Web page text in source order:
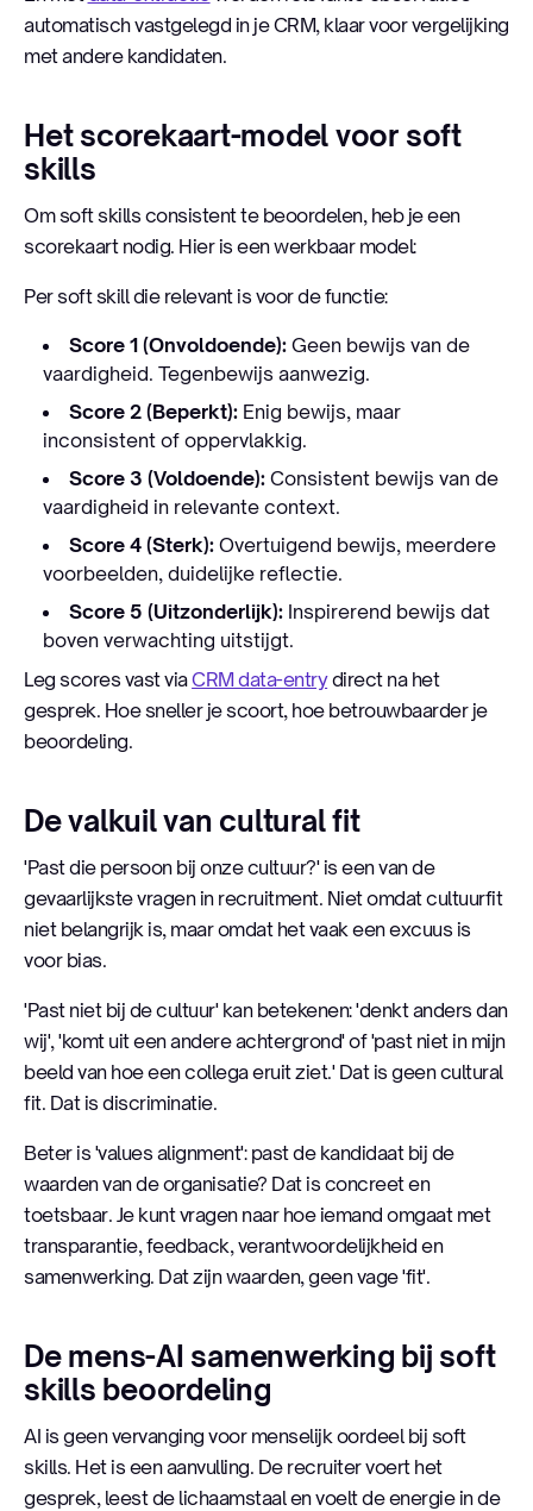
automatisch vastgelegd in je CRM, klaar voor vergelijking
met andere kandidaten.
Het scorekaart-model voor soft
skills
Om soft skills consistent te beoordelen, heb je een
scorekaart nodig. Hier is een werkbaar model:
Per soft skill die relevant is voor de functie:
Score 1 (Onvoldoende): Geen bewijs van de
vaardigheid. Tegenbewijs aanwezig.
Score 2 (Beperkt): Enig bewijs, maar
inconsistent of oppervlakkig.
Score 3 (Voldoende): Consistent bewijs van de
vaardigheid in relevante context.
Score 4 (Sterk): Overtuigend bewijs, meerdere
voorbeelden, duidelijke reflectie.
Score 5 (Uitzonderlijk): Inspirerend bewijs dat
boven verwachting uitstijgt.
Leg scores vast viaCRM data-entrydirect na het
gesprek. Hoe sneller je scoort, hoe betrouwbaarder je
beoordeling.
De valkuil van cultural fit
'Past die persoon bij onze cultuur?' is een van de
gevaarlijkste vragen in recruitment. Niet omdat cultuurfit
niet belangrijk is, maar omdat het vaak een excuus is
voor bias.
'Past niet bij de cultuur' kan betekenen: 'denkt anders dan
wij', 'komt uit een andere achtergrond' of 'past niet in mijn
beeld van hoe een collega eruit ziet.' Dat is geen cultural
fit. Dat is discriminatie.
Beter is 'values alignment': past de kandidaat bij de
waarden van de organisatie? Dat is concreet en
toetsbaar. Je kunt vragen naar hoe iemand omgaat met
transparantie, feedback, verantwoordelijkheid en
samenwerking. Dat zijn waarden, geen vage 'fit'.
De mens-AI samenwerking bij soft
skills beoordeling
AI is geen vervanging voor menselijk oordeel bij soft
skills. Het is een aanvulling. De recruiter voert het
gesprek, leest de lichaamstaal en voelt de energie in de